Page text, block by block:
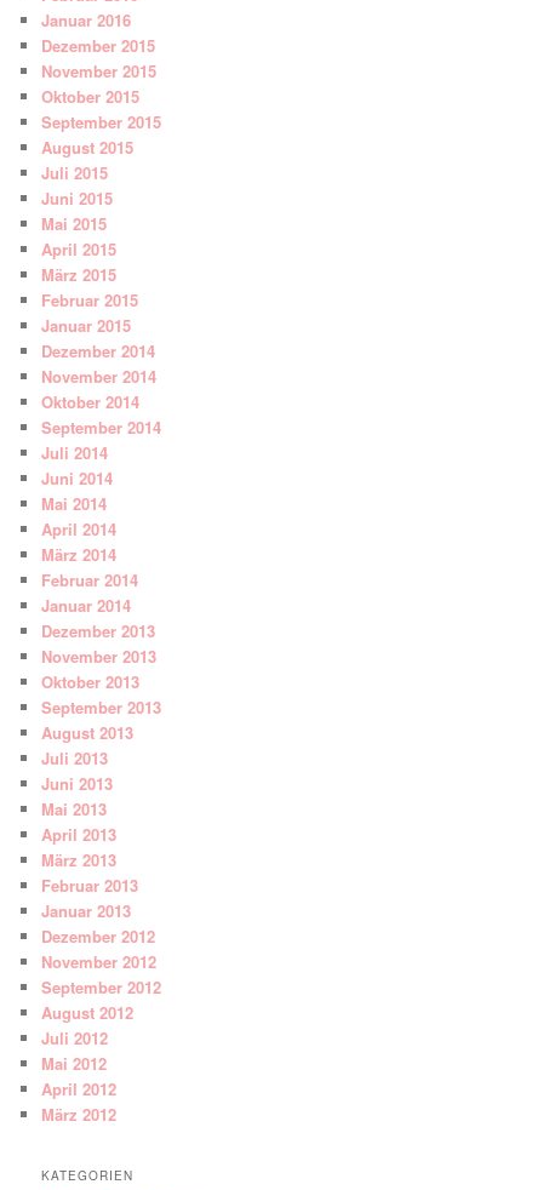
Januar 2016
Dezember 2015
November 2015
Oktober 2015
September 2015
August 2015
Juli 2015
Juni 2015
Mai 2015
April 2015
März 2015
Februar 2015
Januar 2015
Dezember 2014
November 2014
Oktober 2014
September 2014
Juli 2014
Juni 2014
Mai 2014
April 2014
März 2014
Februar 2014
Januar 2014
Dezember 2013
November 2013
Oktober 2013
September 2013
August 2013
Juli 2013
Juni 2013
Mai 2013
April 2013
März 2013
Februar 2013
Januar 2013
Dezember 2012
November 2012
September 2012
August 2012
Juli 2012
Mai 2012
April 2012
März 2012
KATEGORIEN